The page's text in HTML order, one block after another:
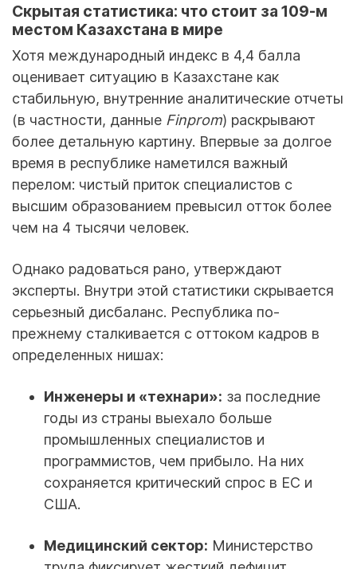
Скрытая статистика: что стоит за 109-м
местом Казахстана в мире
Хотя международный индекс в 4,4 балла
оценивает ситуацию в Казахстане как
стабильную, внутренние аналитические отчеты
(в частности, данные Finprom) раскрывают
более детальную картину. Впервые за долгое
время в республике наметился важный
перелом: чистый приток специалистов с
высшим образованием превысил отток более
чем на 4 тысячи человек.
Однако радоваться рано, утверждают
эксперты. Внутри этой статистики скрывается
серьезный дисбаланс. Республика по-
прежнему сталкивается с оттоком кадров в
определенных нишах:
Инженеры и «технари»: за последние
годы из страны выехало больше
промышленных специалистов и
программистов, чем прибыло. На них
сохраняется критический спрос в ЕС и
США.
Медицинский сектор: Министерство